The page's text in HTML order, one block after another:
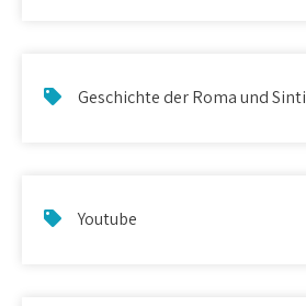
Geschichte der Roma und Sinti
Youtube